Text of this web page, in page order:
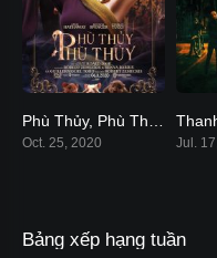
5.3
Oct. 25, 2020 Jul.
Bảng xếp hạng tuần